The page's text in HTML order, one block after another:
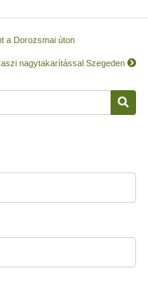
a Dorozsmai úton
nagytakarítással Szegeden